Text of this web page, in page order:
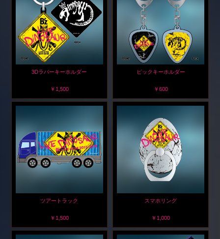
3Dラバーキーホルダー
￥1,500
ピックキーホルダー
￥600
ツアートラック
￥1,500
スマホリング
￥1,000